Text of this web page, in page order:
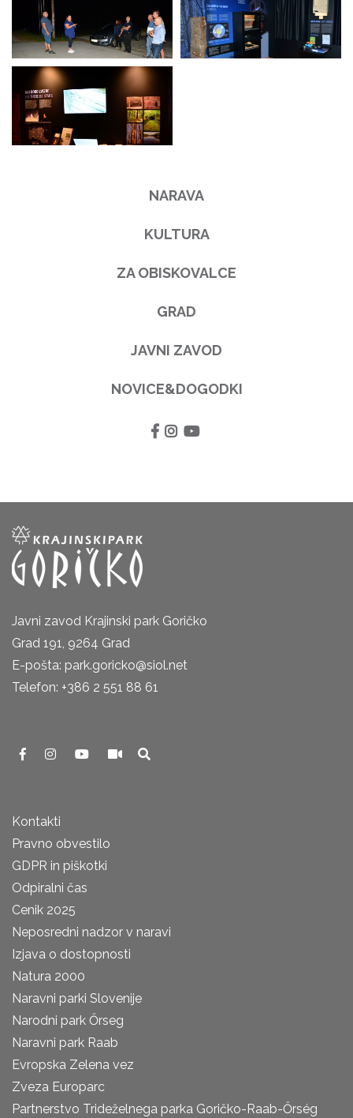
NARAVA
KULTURA
ZA OBISKOVALCE
GRAD
JAVNI ZAVOD
NOVICE&DOGODKI
Javni zavod Krajinski park Goričko
Grad 191, 9264 Grad
E-pošta: park.goricko@siol.net
Telefon: +386 2 551 88 61
Kontakti
Pravno obvestilo
GDPR in piškotki
Odpiralni čas
Cenik 2025
Neposredni nadzor v naravi
Izjava o dostopnosti
Natura 2000
Naravni parki Slovenije
Narodni park Őrseg
Naravni park Raab
Evropska Zelena vez
Zveza Europarc
Partnerstvo Trideželnega parka Goričko-Raab-Őrség